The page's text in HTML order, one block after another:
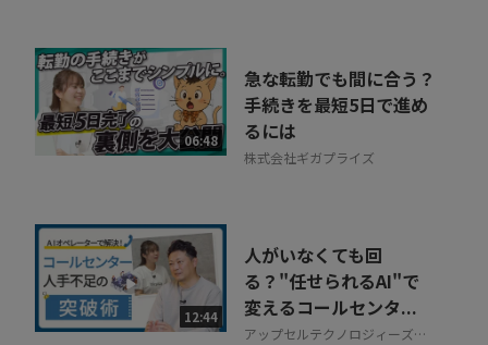
06:48
急な転勤でも間に合う？
手続きを最短5日で進め
るには
株式会社ギガプライズ
12:44
人がいなくても回
る？"任せられるAI"で
変えるコールセンタ...
アップセルテクノロジィーズ株